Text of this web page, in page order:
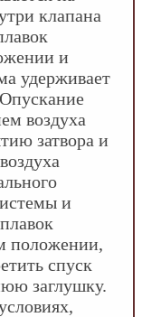
клапана
и
удерживает
воздуха
затвора и
и
положении,
спуск
заглушку.